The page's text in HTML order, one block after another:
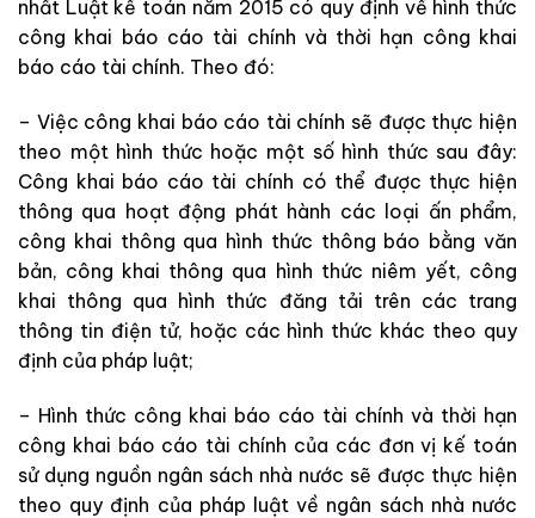
nhất Luật kế toán năm 2015 có quy định về hình thức
công khai báo cáo tài chính và thời hạn công khai
báo cáo tài chính. Theo đó:
– Việc công khai báo cáo tài chính sẽ được thực hiện
theo một hình thức hoặc một số hình thức sau đây:
Công khai báo cáo tài chính có thể được thực hiện
thông qua hoạt động phát hành các loại ấn phẩm,
công khai thông qua hình thức thông báo bằng văn
bản, công khai thông qua hình thức niêm yết, công
khai thông qua hình thức đăng tải trên các trang
thông tin điện tử, hoặc các hình thức khác theo quy
định của pháp luật;
– Hình thức công khai báo cáo tài chính và thời hạn
công khai báo cáo tài chính của các đơn vị kế toán
sử dụng nguồn ngân sách nhà nước sẽ được thực hiện
theo quy định của pháp luật về ngân sách nhà nước